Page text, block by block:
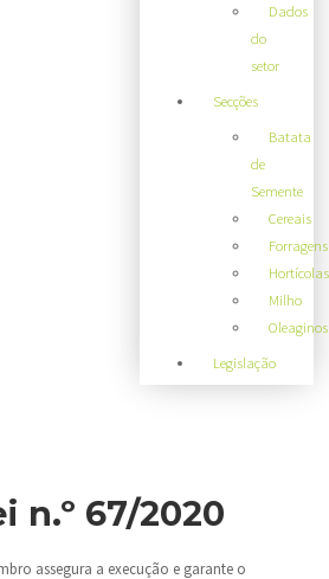
Dados
do
setor
Secções
Batata
de
Semente
Cereais
Forragens
Hortícolas
Milho
Legislação
n.º 67/2020
assegura a execução e garante o